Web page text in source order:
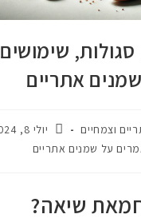
שימושים
אתריים
וצמחיים
יולי 8, 2024
על שמנים אתריים
שיאה?